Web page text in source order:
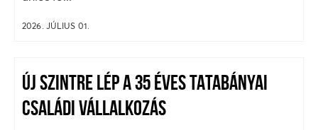
2026. JÚLIUS 01.
ÚJ SZINTRE LÉP A 35 ÉVES TATABÁNYAI
CSALÁDI VÁLLALKOZÁS